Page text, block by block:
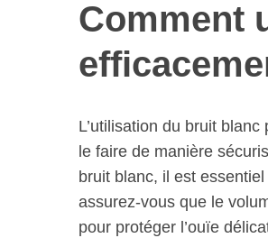
Comment
L’utilisation du bruit
le faire de manière
bruit blanc, il est
assurez-vous que le
pour protéger l’ouïe